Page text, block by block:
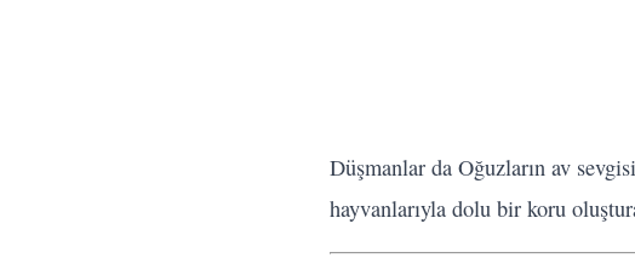
Düşmanlar da Oğuzların av
hayvanlarıyla dolu bir koru